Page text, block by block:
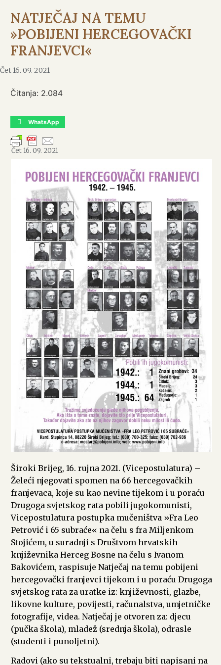
NATJEČAJ NA TEMU
»POBIJENI HERCEGOVAČKI
FRANJEVCI«
Čet 16. 09. 2021
Čitanja: 2.084
WhatsApp
Čet 16. 09. 2021
Široki Brijeg, 16. rujna 2021. (Vicepostulatura) –
Želeći njegovati spomen na 66 hercegovačkih
franjevaca, koje su kao nevine tijekom i u poraću
Drugoga svjetskog rata pobili jugokomunisti,
Vicepostulatura postupka mučeništva »Fra Leo
Petrović i 65 subraće« na čelu s fra Miljenkom
Stojićem, u suradnji s Društvom hrvatskih
književnika Herceg Bosne na čelu s Ivanom
Bakovićem, raspisuje Natječaj na temu pobijeni
hercegovački franjevci tijekom i u poraću Drugoga
svjetskog rata za uratke iz: književnosti, glazbe,
likovne kulture, povijesti, računalstva, umjetničke
fotografije, videa. Natječaj je otvoren za: djecu
(pučka škola), mladež (srednja škola), odrasle
(studenti i punoljetni).
Radovi (ako su tekstualni, trebaju biti napisani na